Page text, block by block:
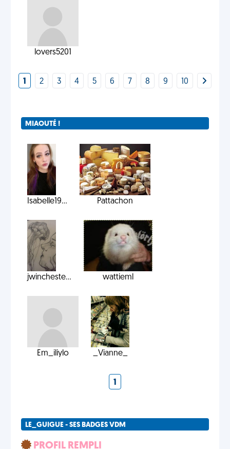
lovers5201
1 2 3 4 5 6 7 8 9 10
MIAOUTÉ !
Isabelle19... Pattachon
jwincheste... wattieml
Em_iliylo _Vianne_
1
LE_GUIGUE - SES BADGES VDM
PROFIL REMPLI